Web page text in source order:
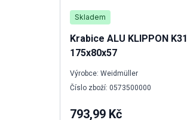
Skladem
Krabice ALU KLIPPON K31
175x80x57
Výrobce: Weidmüller
Číslo zboží: 0573500000
793,99 Kč